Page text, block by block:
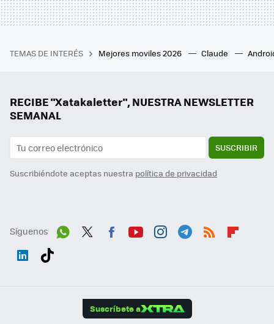
TEMAS DE INTERÉS Mejores moviles 2026 Claude
RECIBE "Xatakaletter", NUESTRA NEWSLETTER
SEMANAL
SUSCRIBIR
Suscribiéndote aceptas nuestra política de privacidad
Síguenos
Suscríbete a